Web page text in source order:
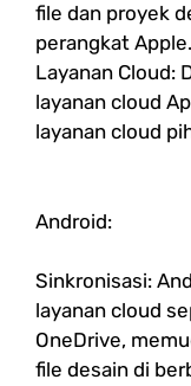
file dan proyek
perangkat Apple.
Layanan Cloud:
layanan cloud
layanan cloud
Android:
Sinkronisasi:
layanan cloud
OneDrive,
file desain di